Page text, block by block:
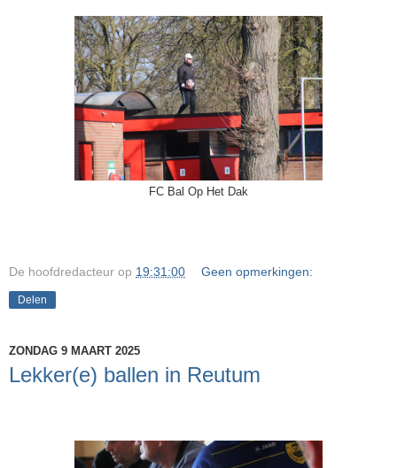
FC Bal Op Het Dak
De hoofdredacteur op 19:31:00 Geen opmerkingen:
Delen
ZONDAG 9 MAART 2025
Lekker(e) ballen in Reutum